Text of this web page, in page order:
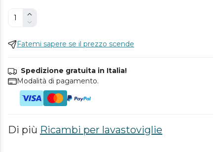
Fatemi sapere se il prezzo scende
Spedizione gratuita in Italia!
Modalità di pagamento.
Di più Ricambi per lavastoviglie